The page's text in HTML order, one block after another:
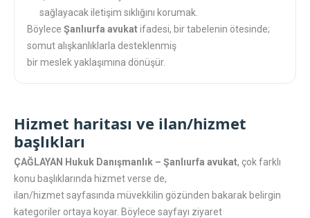
sağlayacak iletişim sıklığını korumak.
Böylece Şanlıurfa avukatifadesi, bir tabelenin ötesinde;
somut alışkanlıklarla desteklenmiş
bir meslek yaklaşımına dönüşür.
Hizmet haritası ve ilan/hizmet
başlıkları
ÇAĞLAYAN Hukuk Danışmanlık – Şanlıurfa avukat, çok farklı
konu başlıklarında hizmet verse de,
ilan/hizmet sayfasında müvekkilin gözünden bakarak belirgin
kategoriler ortaya koyar. Böylece sayfayı ziyaret